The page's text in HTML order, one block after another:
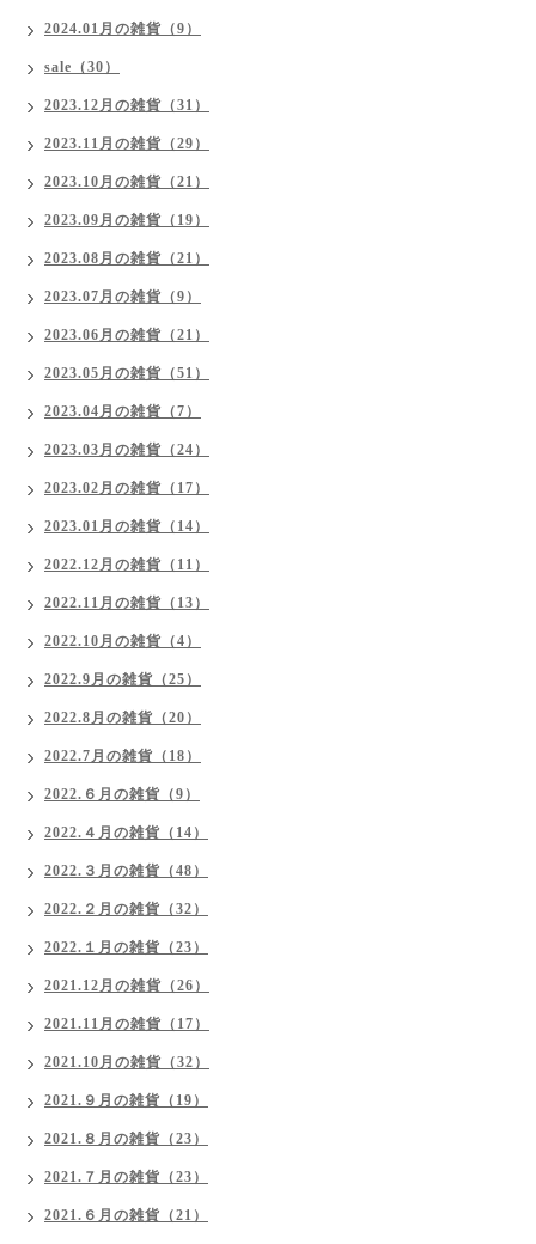
2024.01月の雑貨（9）
sale（30）
2023.12月の雑貨（31）
2023.11月の雑貨（29）
2023.10月の雑貨（21）
2023.09月の雑貨（19）
2023.08月の雑貨（21）
2023.07月の雑貨（9）
2023.06月の雑貨（21）
2023.05月の雑貨（51）
2023.04月の雑貨（7）
2023.03月の雑貨（24）
2023.02月の雑貨（17）
2023.01月の雑貨（14）
2022.12月の雑貨（11）
2022.11月の雑貨（13）
2022.10月の雑貨（4）
2022.9月の雑貨（25）
2022.8月の雑貨（20）
2022.7月の雑貨（18）
2022.６月の雑貨（9）
2022.４月の雑貨（14）
2022.３月の雑貨（48）
2022.２月の雑貨（32）
2022.１月の雑貨（23）
2021.12月の雑貨（26）
2021.11月の雑貨（17）
2021.10月の雑貨（32）
2021.９月の雑貨（19）
2021.８月の雑貨（23）
2021.７月の雑貨（23）
2021.６月の雑貨（21）